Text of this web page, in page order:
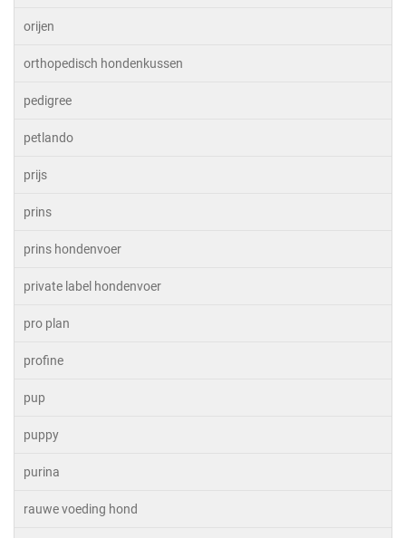
orijen
orthopedisch hondenkussen
pedigree
petlando
prijs
prins
prins hondenvoer
private label hondenvoer
pro plan
profine
pup
puppy
purina
rauwe voeding hond